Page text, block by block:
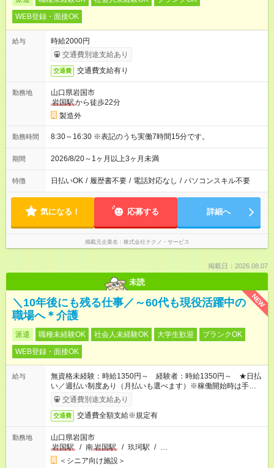
WEB登録・面接OK
給与
時給2000円
交通費別途支給あり
交通費 交通費支給有り
勤務地
山口県岩国市
岩国駅から徒歩22分
製造外
勤務時間 8:30～16:30 ※表記のうち実働7時間15分です。
期間 2026/8/20～1ヶ月以上3ヶ月未満
特徴 日払いOK / 履歴書不要 / 電話対応なし / パソコンスキル不要
気になる！ 応募する 詳細へ
掲載元企業名 株式会社テクノ・サービス
掲載日：2026.08.07
未読
NEW
＼10年後にも残る仕事／～60代も現役活躍中の
職場へ＊介護
派遣 職種未経験OK 社会人未経験OK 大学生歓迎
ブランクOK
WEB登録・面接OK
給与
無資格未経験：時給1350円～ 経験者：時給1350円～ ★日払
い／週払い制度あり（月払いも選べます）※稼働開始時は手続き
完了次第のお支払いとなります。
交通費別途支給あり
交通費 交通費全額支給※規定有
勤務地
山口県岩国市
岩国駅
/ 南岩国駅 / 玖珂駅 / …
＜シニア向け施設＞